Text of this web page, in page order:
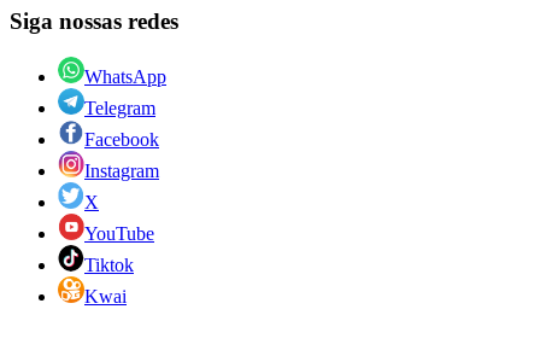
Siga nossas redes
WhatsApp
Telegram
Facebook
Instagram
X
YouTube
Tiktok
Kwai